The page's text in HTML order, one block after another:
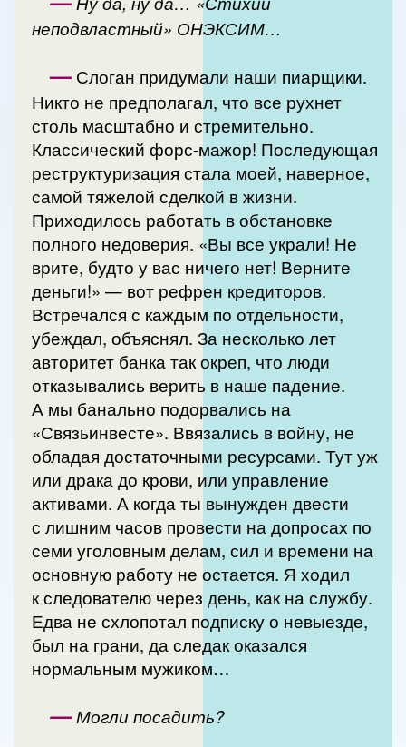
неподвластный» ОНЭКСИМ…
— Слоган придумали наши пиарщики.
Никто не предполагал, что все рухнет
столь масштабно и стремительно.
Классический форс-мажор! Последующая
реструктуризация стала моей, наверное,
самой тяжелой сделкой в жизни.
Приходилось работать в обстановке
полного недоверия. «Вы все украли! Не
врите, будто у вас ничего нет! Верните
деньги!» — вот рефрен кредиторов.
Встречался с каждым по отдельности,
убеждал, объяснял. За несколько лет
авторитет банка так окреп, что люди
отказывались верить в наше падение.
А мы банально подорвались на
«Связьинвесте». Ввязались в войну, не
обладая достаточными ресурсами. Тут уж
или драка до крови, или управление
активами. А когда ты вынужден двести
с лишним часов провести на допросах по
семи уголовным делам, сил и времени на
основную работу не остается. Я ходил
к следователю через день, как на службу.
Едва не схлопотал подписку о невыезде,
был на грани, да следак оказался
нормальным мужиком…
—Могли посадить?